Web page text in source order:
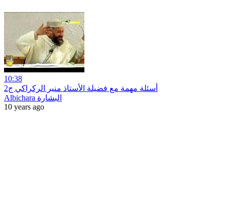
10:38
أسئلة مهمة مع فضيلة الأستاذ منير الركراكي ج2
Albichara البشارة
10 years ago